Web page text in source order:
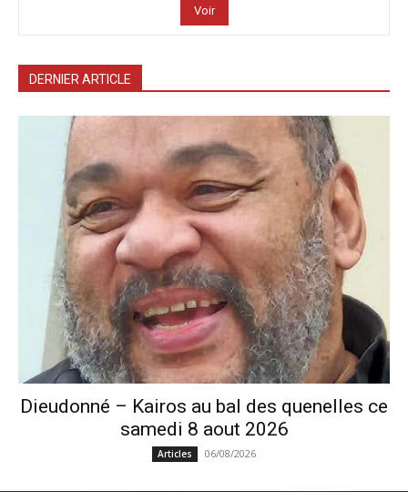
Voir
DERNIER ARTICLE
Dieudonné – Kairos au bal des quenelles ce
samedi 8 aout 2026
Articles 06/08/2026